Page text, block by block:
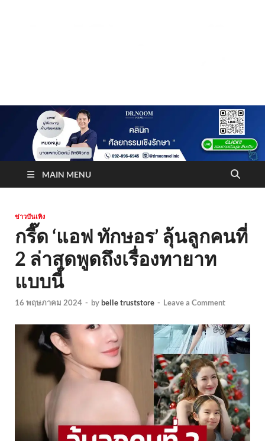
Truststoreonline
MAIN MENU
ข่าวบันเทิง
กรี๊ด ‘แอฟ ทักษอร’ ลุ้นลูกคนที่
2 ล่าสุดพูดถึงเรื่องทายาท
แบบนี้
16 พฤษภาคม 2024 - bybelle truststore - Leave a Comment